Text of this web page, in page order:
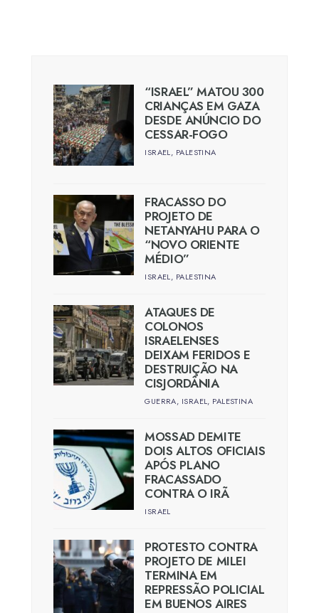
“ISRAEL” MATOU 300
CRIANÇAS EM GAZA
DESDE ANÚNCIO DO
CESSAR-FOGO
ISRAEL, PALESTINA
FRACASSO DO
PROJETO DE
NETANYAHU PARA O
“NOVO ORIENTE
MÉDIO”
ISRAEL, PALESTINA
ATAQUES DE
COLONOS
ISRAELENSES
DEIXAM FERIDOS E
DESTRUIÇÃO NA
CISJORDÂNIA
GUERRA, ISRAEL, PALESTINA
MOSSAD DEMITE
DOIS ALTOS OFICIAIS
APÓS PLANO
FRACASSADO
CONTRA O IRÃ
ISRAEL
PROTESTO CONTRA
PROJETO DE MILEI
TERMINA EM
REPRESSÃO POLICIAL
EM BUENOS AIRES